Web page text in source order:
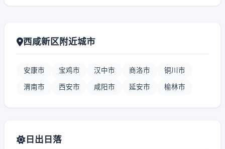
西咸新区附近城市
安康市 宝鸡市 汉中市 商洛市 铜川市
渭南市 西安市 咸阳市 延安市 榆林市
日出日落